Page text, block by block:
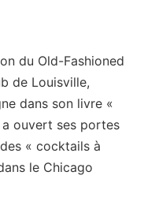
du Old-Fashioned
de Louisville,
dans son livre «
a ouvert ses portes
« cocktails à
le Chicago